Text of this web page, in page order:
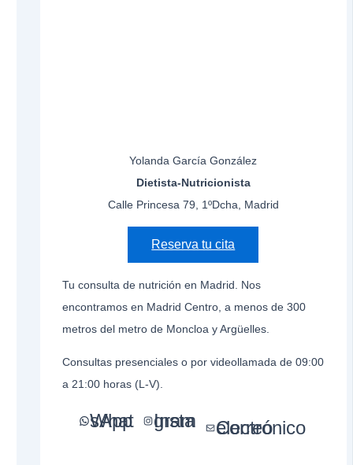
Yolanda García González
Dietista-Nutricionista
Calle Princesa 79, 1ºDcha, Madrid
Reserva tu cita
Tu consulta de nutrición en Madrid. Nos
encontramos en Madrid Centro, a menos de 300
metros del metro de Moncloa y Argüelles.
Consultas presenciales o por videollamada de 09:00
a 21:00 horas (L-V).
WhatsApp Instagram Correo electrónico